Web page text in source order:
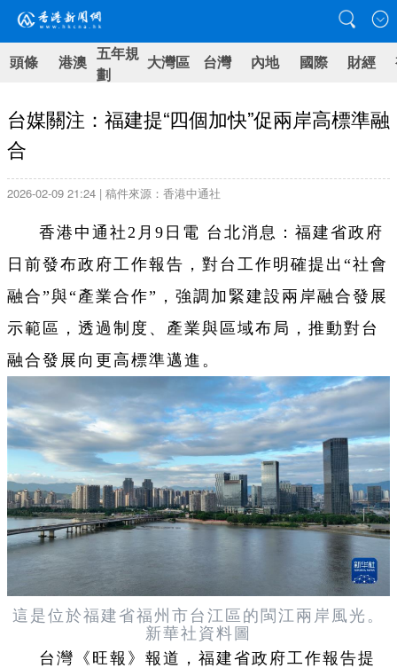
頭條 港澳 五年規
劃
大灣區 台灣 內地 國際 財經
台媒關注：福建提“四個加快”促兩岸高標準融
合
2026-02-09 21:24 | 稿件來源：香港中通社
香港中通社2月9日電 台北消息：福建省政府
日前發布政府工作報告，對台工作明確提出“社會
融合”與“產業合作”，強調加緊建設兩岸融合發展
示範區，透過制度、產業與區域布局，推動對台
融合發展向更高標準邁進。
這是位於福建省福州市台江區的閩江兩岸風光。
新華社資料圖
台灣《旺報》報道，福建省政府工作報告提